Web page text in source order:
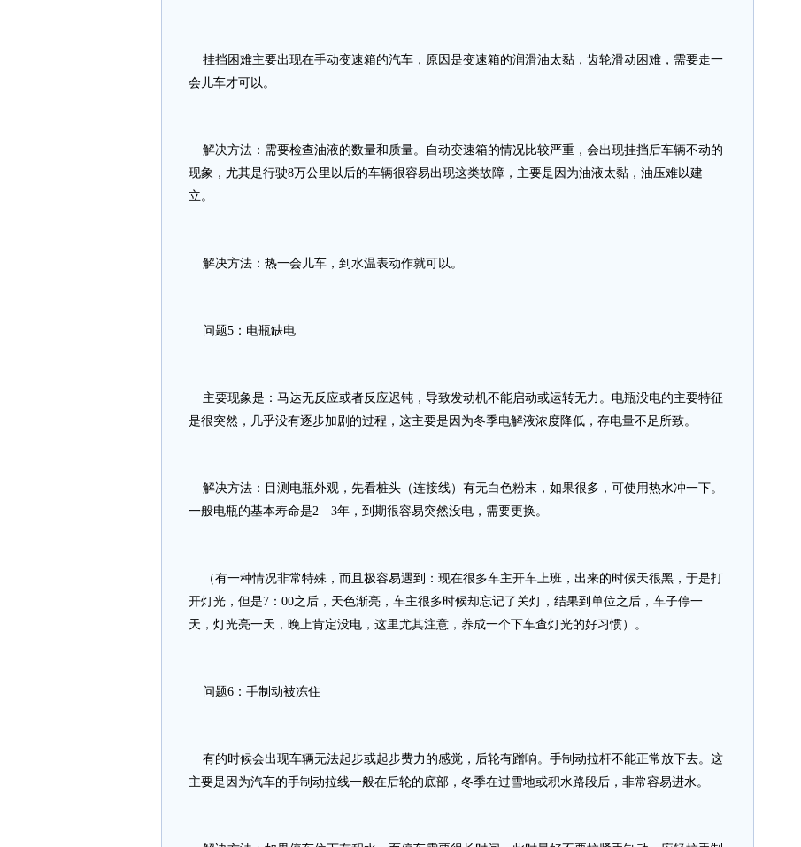
挂挡困难主要出现在手动变速箱的汽车，原因是变速箱的润滑油太黏，齿轮滑动困难，需要走一
会儿车才可以。
解决方法：需要检查油液的数量和质量。自动变速箱的情况比较严重，会出现挂挡后车辆不动的
现象，尤其是行驶8万公里以后的车辆很容易出现这类故障，主要是因为油液太黏，油压难以建
立。
解决方法：热一会儿车，到水温表动作就可以。
问题5：电瓶缺电
主要现象是：马达无反应或者反应迟钝，导致发动机不能启动或运转无力。电瓶没电的主要特征
是很突然，几乎没有逐步加剧的过程，这主要是因为冬季电解液浓度降低，存电量不足所致。
解决方法：目测电瓶外观，先看桩头（连接线）有无白色粉末，如果很多，可使用热水冲一下。
一般电瓶的基本寿命是2—3年，到期很容易突然没电，需要更换。
（有一种情况非常特殊，而且极容易遇到：现在很多车主开车上班，出来的时候天很黑，于是打
开灯光，但是7：00之后，天色渐亮，车主很多时候却忘记了关灯，结果到单位之后，车子停一
天，灯光亮一天，晚上肯定没电，这里尤其注意，养成一个下车查灯光的好习惯）。
问题6：手制动被冻住
有的时候会出现车辆无法起步或起步费力的感觉，后轮有蹭响。手制动拉杆不能正常放下去。这
主要是因为汽车的手制动拉线一般在后轮的底部，冬季在过雪地或积水路段后，非常容易进水。